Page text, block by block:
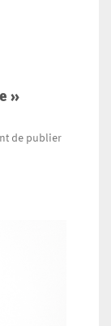
»
de publier